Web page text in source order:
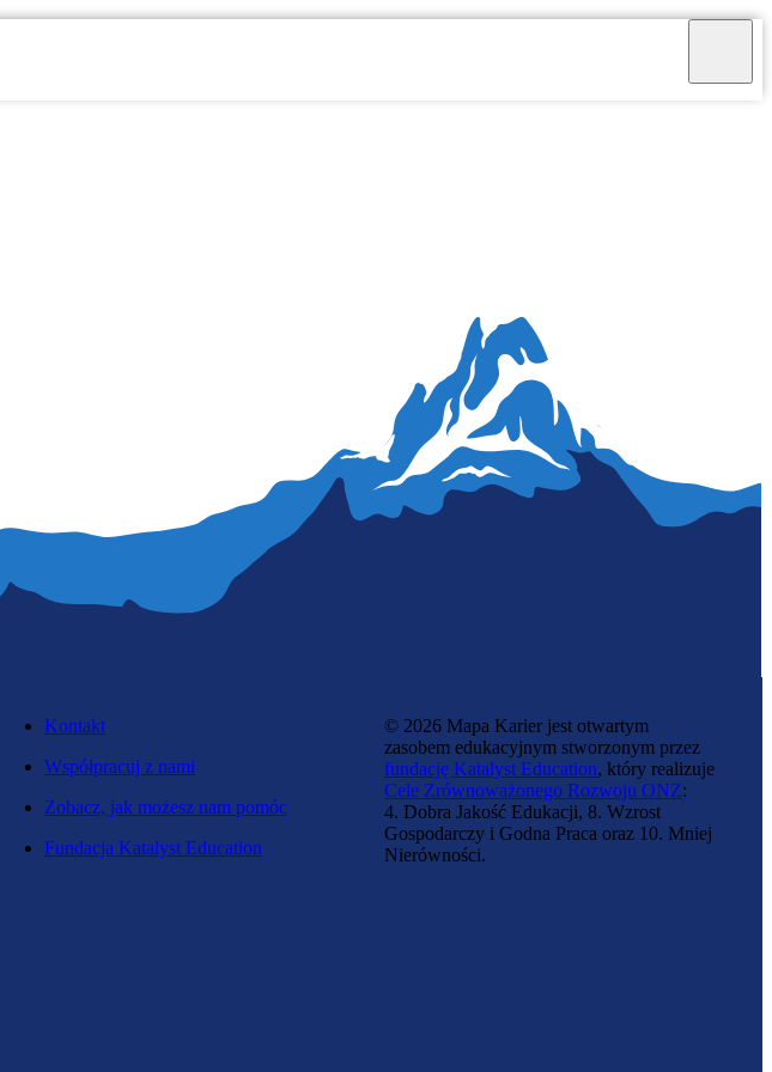
Kontakt
Współpracuj z nami
Zobacz, jak możesz nam pomóc
Fundacja Katalyst Education
© 2026 Mapa Karier jest otwartym
zasobem edukacyjnym stworzonym przez
fundację Katalyst Education, który realizuje
Cele Zrównoważonego Rozwoju ONZ:
4. Dobra Jakość Edukacji, 8. Wzrost
Gospodarczy i Godna Praca oraz 10. Mniej
Nierówności.